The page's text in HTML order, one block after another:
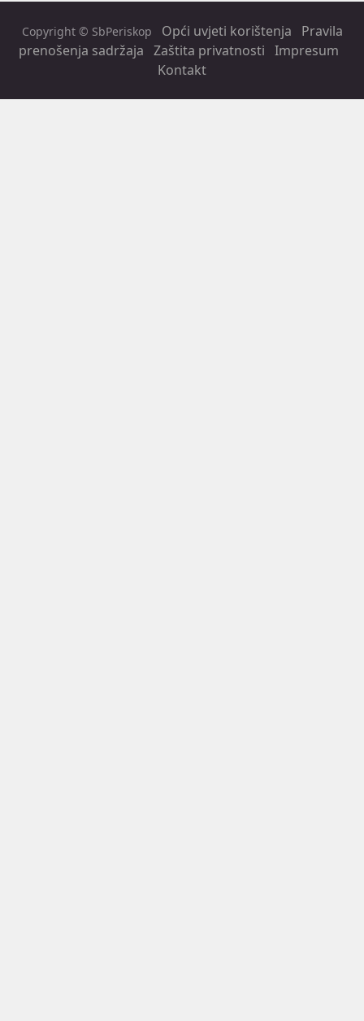
Copyright © SbPeriskop Opći uvjeti korištenja
Pravila
prenošenja sadržaja Zaštita privatnosti Impresum
Kontakt